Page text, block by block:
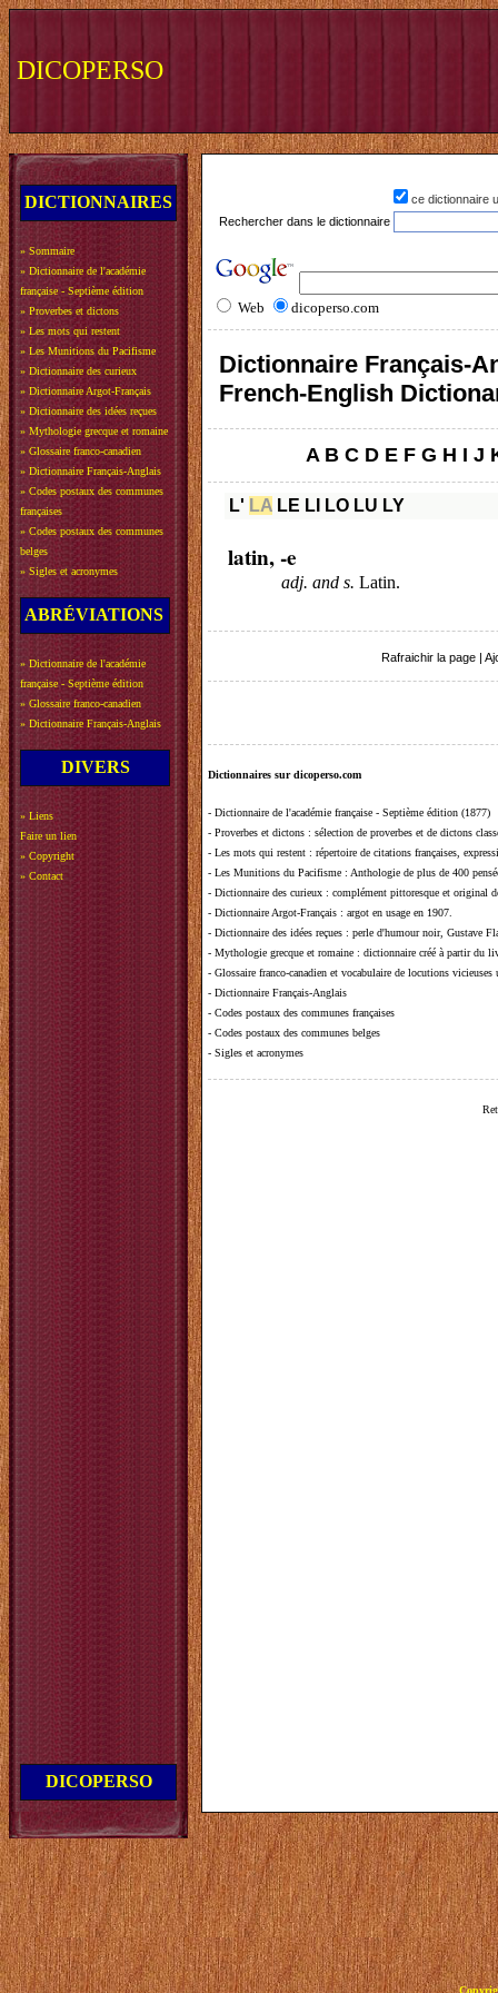
DICOPERSO
DICTIONNAIRES
» Sommaire
» Dictionnaire de l'académie
française - Septième édition
» Proverbes et dictons
» Les mots qui restent
» Les Munitions du Pacifisme
» Dictionnaire des curieux
» Dictionnaire Argot-Français
» Dictionnaire des idées reçues
» Mythologie grecque et romaine
» Glossaire franco-canadien
» Dictionnaire Français-Anglais
» Codes postaux des communes
françaises
» Codes postaux des communes
belges
» Sigles et acronymes
ABRÉVIATIONS
» Dictionnaire de l'académie
française - Septième édition
» Glossaire franco-canadien
» Dictionnaire Français-Anglais
DIVERS
» Liens
Faire un lien
» Copyright
» Contact
DICOPERSO
ce dictionnaire
Rechercher dans le dictionnaire
Web dicoperso.com
Dictionnaire Français-
French-English
A B C D E F G H I J
L' LA LE LI LO LU LY
latin, -e
adj. and s. Latin.
Rafraichir la page
Dictionnaires sur dicoperso.com
- Dictionnaire de l'académie française - Septième édition (1877)
- Proverbes et dictons : sélection de proverbes et de dictons
- Les mots qui restent : répertoire de citations françaises,
- Les Munitions du Pacifisme : Anthologie de plus de 400
- Dictionnaire des curieux : complément pittoresque et original
- Dictionnaire Argot-Français : argot en usage en 1907.
- Dictionnaire des idées reçues : perle d'humour noir, Gustave
- Mythologie grecque et romaine : dictionnaire créé à partir du
- Glossaire franco-canadien et vocabulaire de locutions vicieuses
- Dictionnaire Français-Anglais
- Codes postaux des communes françaises
- Codes postaux des communes belges
- Sigles et acronymes